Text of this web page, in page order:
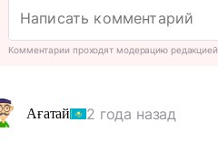
Комментарии проходят модерацию редакцией
Ағатай 2 года назад